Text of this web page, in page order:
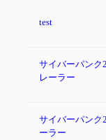
test
サイバーパンク
レーラー
サイバーパンク
ーラー